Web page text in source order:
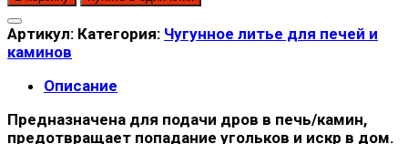
Артикул: Категория: Чугунное литье для печей и
каминов
Описание
Предназначена для подачи дров в печь/камин,
предотвращает попадание угольков и искр в дом.